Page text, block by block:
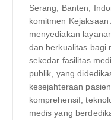
Serang, Banten,
komitmen
menyediakan
dan berkualitas bagi
sekedar fasilitas
publik, yang
kesejahteraan
komprehensif,
medis yang